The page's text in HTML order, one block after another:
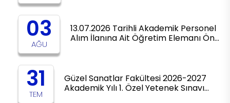
03
AĞU
13.07.2026 Tarihli Akademik Personel
Alım İlanına Ait Öğretim Elemanı Ön…
31
TEM
Güzel Sanatlar Fakültesi 2026-2027
Akademik Yılı 1. Özel Yetenek Sınavı…